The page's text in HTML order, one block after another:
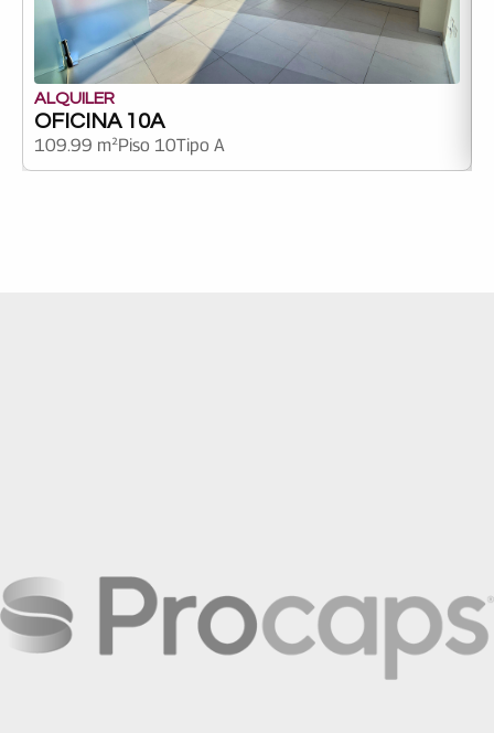
ALQUILER
OFICINA 10A
109.99 m²Piso 10Tipo A